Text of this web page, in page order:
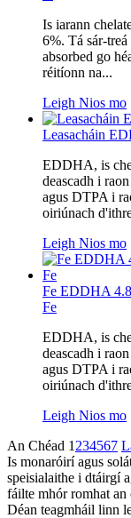
Is iarann
6%. Tá sár-
absorbed go
réitíonn na...
Leigh Nios mo
Leasacháin
EDDHA, is
deascadh i
agus DTPA i
oiriúnach
Leigh Nios mo
Fe EDDHA
Fe
EDDHA, is
deascadh i
agus DTPA i
oiriúnach
Leigh Nios mo
An Chéad 1 234567
Is monaróirí agus
speisialaithe i dtáirgí
fáilte mhór romhat an
Déan teagmháil linn